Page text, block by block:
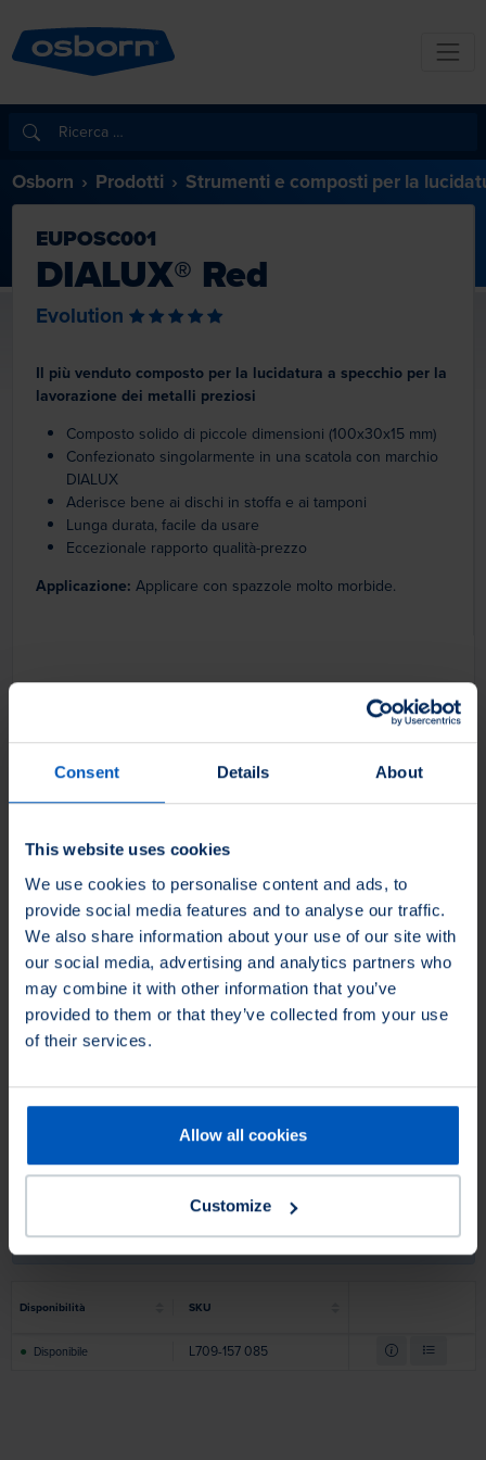
Consent Details About
This website uses cookies
We use cookies to personalise content and ads, to
provide social media features and to analyse our traffic.
We also share information about your use of our site with
our social media, advertising and analytics partners who
may combine it with other information that you’ve
provided to them or that they’ve collected from your use
of their services.
Allow all cookies
Customize
Osborn Prodotti Strumenti e composti per la
EUPOSC001
DIALUX® Red
Evolution
Il più venduto composto per la lucidatura a specchio per la
lavorazione dei metalli preziosi
Composto solido di piccole dimensioni (100x30x15 mm)
Confezionato singolarmente in una scatola con marchio
DIALUX
Aderisce bene ai dischi in stoffa e ai tamponi
Lunga durata, facile da usare
Eccezionale rapporto qualità-prezzo
Applicazione: Applicare con spazzole molto morbide.
comunque richiedere il prodotto e ti troveremo un
equivalente appropriato.
Disponibilità SKU
● Disponibile L709-157 085